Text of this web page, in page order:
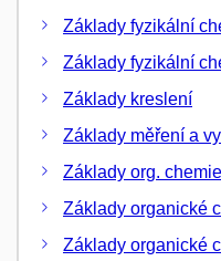
Základy fyzikální
Základy fyzikální
Základy kreslení
Základy měření a
Základy org.
Základy organické
Základy organické